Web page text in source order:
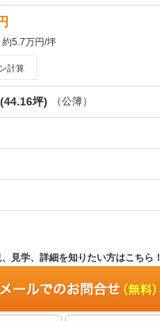
約5.7万円/坪
計算
坪) （公簿）
見学、詳細を知りたい方はこちら！